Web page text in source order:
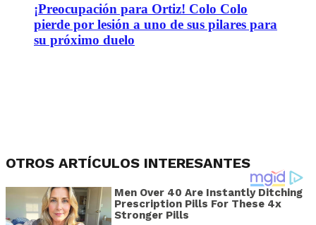
¡Preocupación para Ortiz! Colo Colo
pierde por lesión a uno de sus pilares para
su próximo duelo
OTROS ARTÍCULOS INTERESANTES
Men Over 40 Are Instantly Ditching
Prescription Pills For These 4x
Stronger Pills